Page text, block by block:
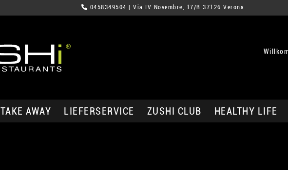
0458349504 | Via IV Novembre, 17/B 37126 Verona
TAKE AWAY LIEFERSERVICE ZUSHI CLUB HEALTHY LIFE